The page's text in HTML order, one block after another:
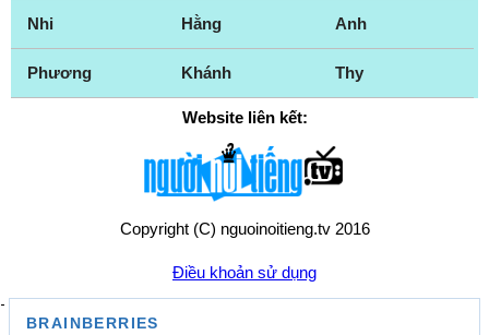
Nhi Hằng Anh
Phương Khánh Thy
Website liên kết:
Copyright (C) nguoinoitieng.tv 2016
Điều khoản sử dụng